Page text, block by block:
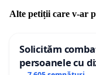
Alte petiții care v-ar
Solicităm
persoanele cu